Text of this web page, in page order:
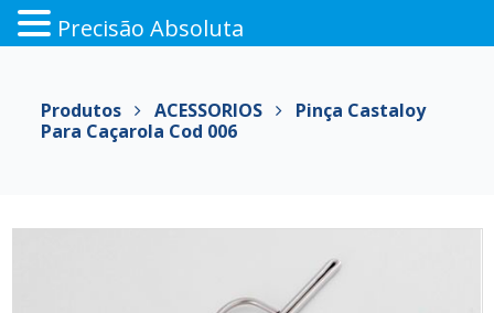
conteúdo
Produtos ACESSORIOS
Pinça Castaloy
Para Caçarola Cod 006
Precisão Absoluta